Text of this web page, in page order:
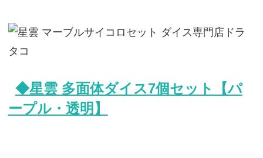
◆星雲 多面体ダイス7個セット【パ
ープル・透明】